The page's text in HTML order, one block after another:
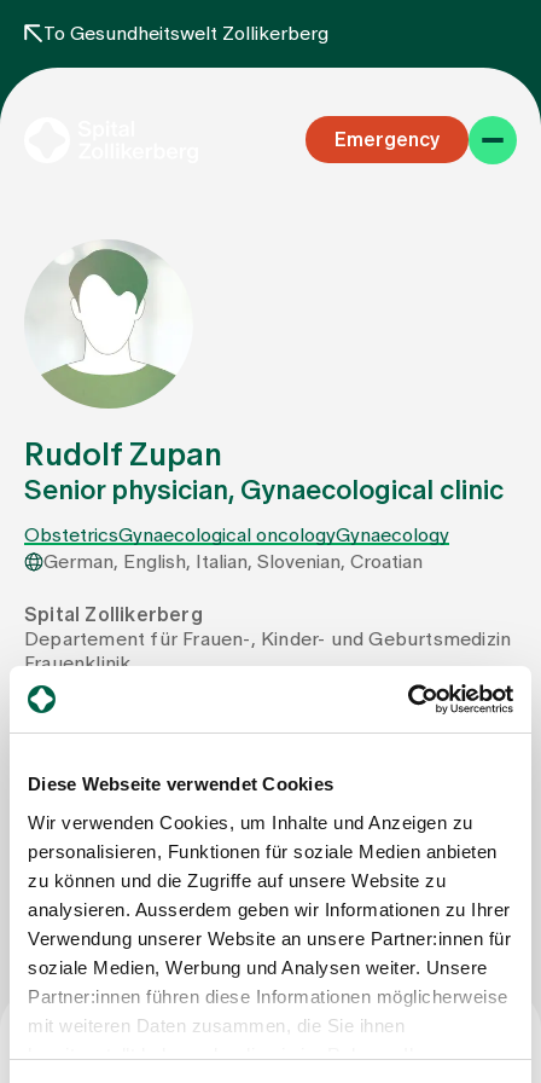
Diese Webseite verwendet Cookies
Wir verwenden Cookies, um Inhalte und Anzeigen zu
personalisieren, Funktionen für soziale Medien anbieten
zu können und die Zugriffe auf unsere Website zu
analysieren. Ausserdem geben wir Informationen zu Ihrer
Verwendung unserer Website an unsere Partner:innen für
soziale Medien, Werbung und Analysen weiter. Unsere
Partner:innen führen diese Informationen möglicherweise
mit weiteren Daten zusammen, die Sie ihnen
bereitgestellt haben oder die sie im Rahmen Ihrer
To Gesundheitswelt Zollikerberg
Emergency
Specialist areas
Stay
Team
Assigning
Latest news
Jobs & Career
Contact us
Blog
Rudolf Zupan
Senior physician, Gynaecological clinic
ObstetricsGynaecological oncologyGynaecology
German, English, Italian, Slovenian, Croatian
Spital Zollikerberg
Departement für Frauen-, Kinder- und Geburtsmedizin
Frauenklinik
Trichtenhauserstrasse 12
8125 Zollikerberg
Tel
+41 44 397 25 25
Fax
+41 44 397 23 60
Write Message